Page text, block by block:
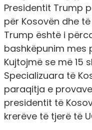
Presidentit Trump
për Kosovën dhe
Trump është i
bashkëpunim mes
Kujtojmë se më 15
Specializuara të
paraqitja e
presidentit të
krerëve të tjerë të